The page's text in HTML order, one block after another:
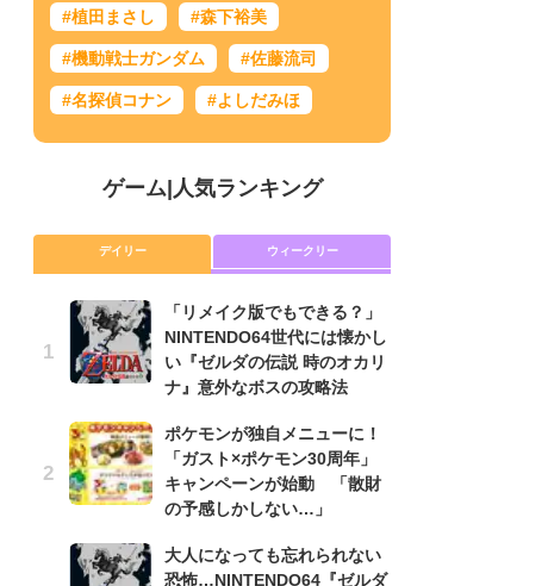
#植田まさし #森下裕美
#機動戦士ガンダム #佐藤流司
#名探偵コナン #よしだみほ
ゲーム| 人気ランキング
デイリー ウィークリー
「リメイク版でもできる？」
NINTENDO64世代には懐かし
い『ゼルダの伝説 時のオカリ
ナ』意外なボスの攻略法
ポケモンが独自メニューに！
「ガスト×ポケモン30周年」
キャンペーンが始動 「散財
の予感しかしない…」
大人になっても忘れられない
恐怖…NINTENDO64『ゼルダ